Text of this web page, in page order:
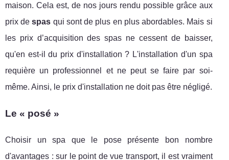
maison. Cela est, de nos jours rendu possible grâce aux
prix despas qui sont de plus en plus abordables. Mais si
les prix d’acquisition des spas ne cessent de baisser,
qu'en est-il du prix d'installation ? L'installation d'un spa
requière un professionnel et ne peut se faire par soi-
même. Ainsi, le prix d'installation ne doit pas être négligé.
Le « posé »
Choisir un spa que le pose présente bon nombre
d'avantages : sur le point de vue transport, il est vraiment